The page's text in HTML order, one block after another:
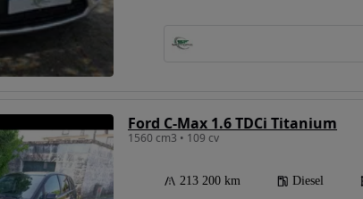
financiamento
Ford C-Max 1.6 TDCi Titanium
1560 cm3 • 109 cv
213 200 km Diesel